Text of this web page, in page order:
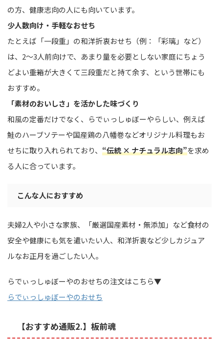
の方、健康志向の人にも向いています。
少人数向け・手軽なおせち
たとえば「一段重」の和洋折衷おせち（例：「彩璃」など）
は、2〜3人前向けで、あまり量を必要としない家庭にちょう
どよい――重箱が大きくて三段重だと持て余す、という世帯にも
おすすめ。
「素材のおいしさ」を活かした味づくり
和風の定番だけでなく、らでぃっしゅぼーやらしい、例えば
鮭のハーブソテーや国産鶏の八幡巻などオリジナル料理もお
せちに取り入れられており、 “伝統 × ナチュラル志向”を求め
る人に合っています。
こんな人におすすめ
夫婦2人や小さな家族、「厳選国産素材・無添加」など食材の
安全や健康にも気を遣いたい人、和洋折衷など少しカジュア
ルなお正月を過ごしたい人。
らでぃっしゅぼーやのおせちの注文はこちら▼
らでぃっしゅぼーやのおせち
【おすすめ通販2.】板前魂